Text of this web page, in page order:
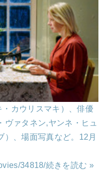
カウリスマキ）、俳優
ヴァタネン,ヤンネ・ヒュ
）、場面写真など。12月
34818/続きを読む »